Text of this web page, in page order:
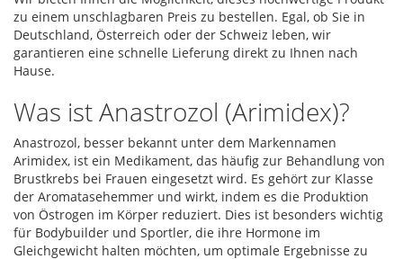
zu einem unschlagbaren Preis zu bestellen. Egal, ob Sie in
Deutschland, Österreich oder der Schweiz leben, wir
garantieren eine schnelle Lieferung direkt zu Ihnen nach
Hause.
Was ist Anastrozol (Arimidex)?
Anastrozol, besser bekannt unter dem Markennamen
Arimidex, ist ein Medikament, das häufig zur Behandlung von
Brustkrebs bei Frauen eingesetzt wird. Es gehört zur Klasse
der Aromatasehemmer und wirkt, indem es die Produktion
von Östrogen im Körper reduziert. Dies ist besonders wichtig
für Bodybuilder und Sportler, die ihre Hormone im
Gleichgewicht halten möchten, um optimale Ergebnisse zu